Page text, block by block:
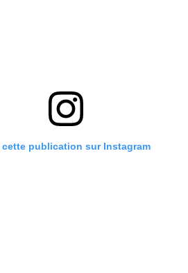
cette publication sur Instagram